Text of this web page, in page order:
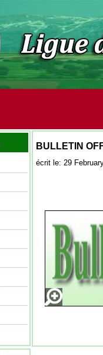
BULLETIN
écrit le: 29